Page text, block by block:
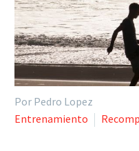
Por Pedro Lopez
Entrenamiento